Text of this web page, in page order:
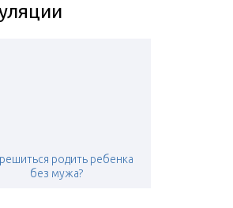
родить ребенка
без мужа?